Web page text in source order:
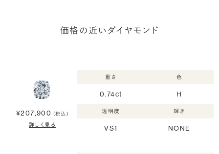
価格の近いダイヤモンド
¥207,900 (税込)
詳しく見る
重さ
0.74ct
色
H
透明度
VS1
輝き
NONE